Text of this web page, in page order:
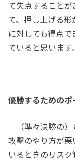
て失点すること
て、押し上げる
に対しても得点
ていると思います。
優勝するためのポ
（準々決勝の）
攻撃のやり方が
いるときのリス